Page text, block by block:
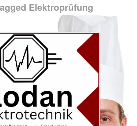
Hessen
Niedersachsen
Rheinland-Pfalz Saarland
Holstein Thüringen
Elektroprüfung